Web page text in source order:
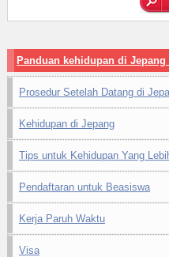
Panduan kehidupan di
Prosedur Setelah Datang di
Kehidupan di Jepang
Tips untuk Kehidupan Yang
Pendaftaran untuk Beasiswa
Kerja Paruh Waktu
Visa